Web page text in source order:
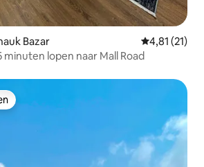
Bazar Gemiddelde
4,81 (21)
minuten lopen naar Mall Road